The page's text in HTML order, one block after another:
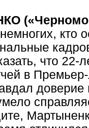
кто
что 22-
в